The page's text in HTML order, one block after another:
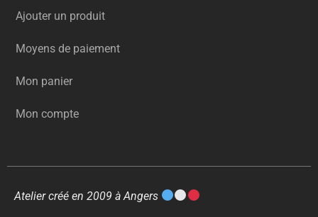
Ajouter un produit
Moyens de paiement
Mon panier
Mon compte
Atelier créé en 2009 à Angers